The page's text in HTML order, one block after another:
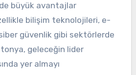
büyük avantajlar
bilişim teknolojileri, e-
güvenlik gibi sektörlerde
geleceğin lider
yer almayı